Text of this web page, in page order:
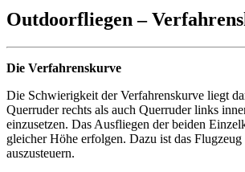
Outdoorfliegen –
Die Verfahrenskurve
Die Schwierigkeit der Verfahrenskurve liegt
Querruder rechts als auch Querruder links
einzusetzen. Das Ausfliegen der beiden
gleicher Höhe erfolgen. Dazu ist das
auszusteuern.